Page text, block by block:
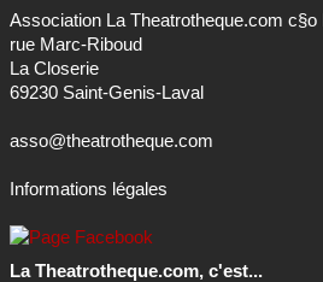
Association La Theatrotheque.com
rue Marc-Riboud
La Closerie
69230 Saint-Genis-Laval
asso@theatrotheque.com
Informations légales
La Theatrotheque.com, c'est...